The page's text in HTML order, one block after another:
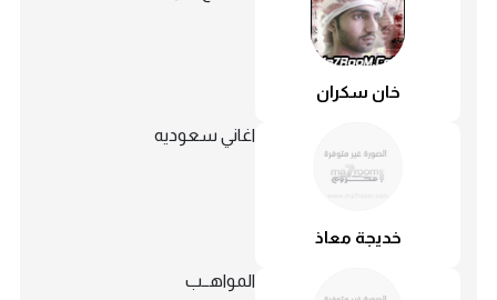
خان سكران
خديجة معاذ
اغاني سعوديه
المواهــب